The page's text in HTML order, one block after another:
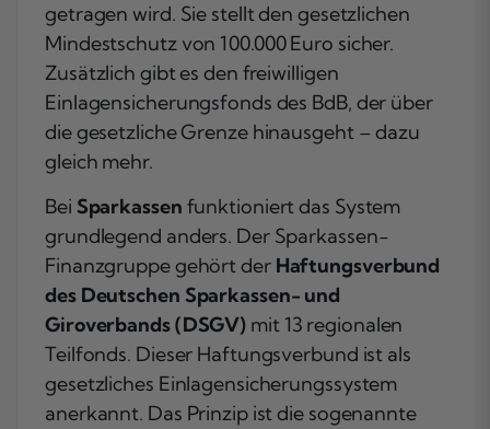
getragen wird. Sie stellt den gesetzlichen
Mindestschutz von 100.000 Euro sicher.
Zusätzlich gibt es den freiwilligen
Einlagensicherungsfonds des BdB, der über
die gesetzliche Grenze hinausgeht – dazu
gleich mehr.
Bei Sparkassen funktioniert das System
grundlegend anders. Der Sparkassen-
Finanzgruppe gehört der Haftungsverbund
des Deutschen Sparkassen- und
Giroverbands (DSGV) mit 13 regionalen
Teilfonds. Dieser Haftungsverbund ist als
gesetzliches Einlagensicherungssystem
anerkannt. Das Prinzip ist die sogenannte